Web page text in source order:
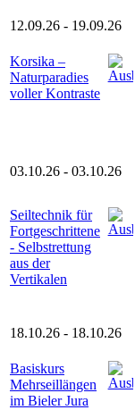
12.09.26 - 19.09.26
Korsika –
Naturparadies
voller Kontraste
03.10.26 - 03.10.26
Seiltechnik für
Fortgeschrittene
- Selbstrettung
aus der
Vertikalen
18.10.26 - 18.10.26
Basiskurs
Mehrseillängen
im Bieler Jura